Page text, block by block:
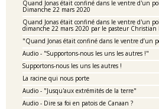
Quand Jonas était confiné dans le ventre d'un
Dimanche 22 mars 2020
Quand Jonas était confiné dans le ventre d'un
dimanche 22 mars 2020 par le pasteur Christian
"Quand Jonas était confiné dans le ventre d’un
Audio - "Supportons-nous les uns les autres !"
Supportons-nous les uns les autres !
La racine qui nous porte
Audio - "Jusqu'aux extrémités de la terre"
Audio - Dire sa foi en patois de Canaan ?